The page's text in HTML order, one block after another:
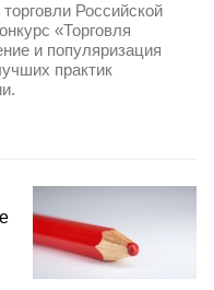
Российской
«Торговля
и популяризация
практик